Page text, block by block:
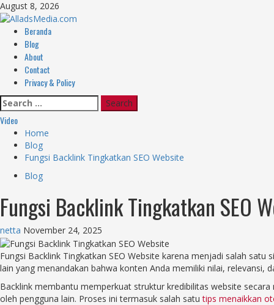
Skip
to
content
August 8, 2026
Primary
Menu
Beranda
Blog
About
Contact
Privacy & Policy
Search
for:
Video
Home
Blog
Fungsi Backlink Tingkatkan SEO Website
Blog
Fungsi Backlink Tingkatkan SEO
netta November 24, 2025
Fungsi Backlink Tingkatkan SEO Website karena menjadi salah
lain yang menandakan bahwa konten Anda memiliki nilai, relevansi,
Backlink membantu memperkuat struktur kredibilitas website
oleh pengguna lain. Proses ini termasuk salah satutips menaikkan